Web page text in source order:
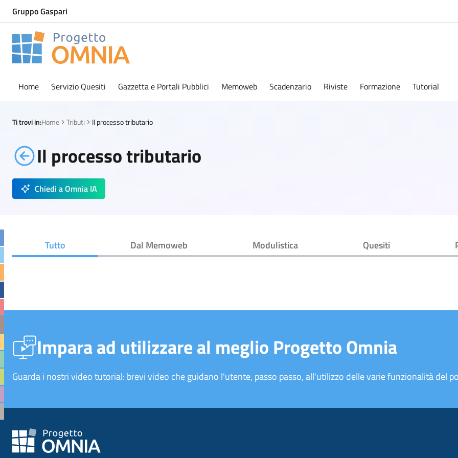
Gruppo Gaspari
Progetto Omnia
Home Servizio Quesiti Gazzetta e Portali Pubblici Memoweb Scadenzario Riviste Formazione Tutorial
Ti trovi in:Home Tributi Il processo tributario
Il processo tributario
Chiedi a Omnia IA
Tutto Dal Memoweb Modulistica Quesiti
Impara ad utilizzare al meglio Progetto Omnia
Guarda i nostri video tutorial: brevi video che guidano l'utente, passo passo, all'utilizzo delle varie funzionalità del